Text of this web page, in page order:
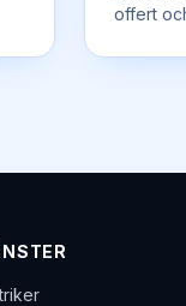
offert